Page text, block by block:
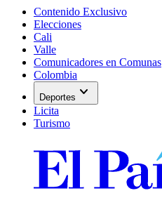
Contenido Exclusivo
Elecciones
Cali
Valle
Comunicadores en Comunas
Colombia
Deportes expand_more
Licita
Turismo